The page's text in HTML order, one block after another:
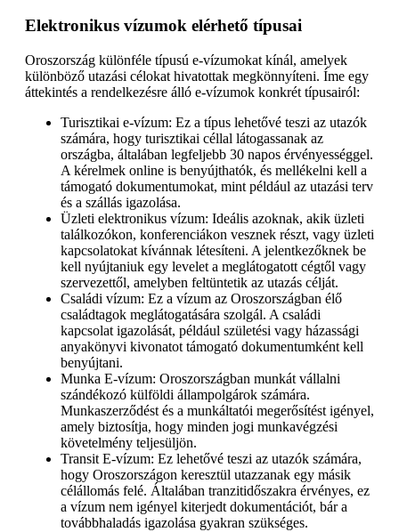
Elektronikus vízumok elérhető típusai
Oroszország különféle típusú e-vízumokat kínál, amelyek
különböző utazási célokat hivatottak megkönnyíteni. Íme egy
áttekintés a rendelkezésre álló e-vízumok konkrét típusairól:
Turisztikai e-vízum: Ez a típus lehetővé teszi az utazók
számára, hogy turisztikai céllal látogassanak az
országba, általában legfeljebb 30 napos érvényességgel.
A kérelmek online is benyújthatók, és mellékelni kell a
támogató dokumentumokat, mint például az utazási terv
és a szállás igazolása.
Üzleti elektronikus vízum: Ideális azoknak, akik üzleti
találkozókon, konferenciákon vesznek részt, vagy üzleti
kapcsolatokat kívánnak létesíteni. A jelentkezőknek be
kell nyújtaniuk egy levelet a meglátogatott cégtől vagy
szervezettől, amelyben feltüntetik az utazás célját.
Családi vízum: Ez a vízum az Oroszországban élő
családtagok meglátogatására szolgál. A családi
kapcsolat igazolását, például születési vagy házassági
anyakönyvi kivonatot támogató dokumentumként kell
benyújtani.
Munka E-vízum: Oroszországban munkát vállalni
szándékozó külföldi állampolgárok számára.
Munkaszerződést és a munkáltatói megerősítést igényel,
amely biztosítja, hogy minden jogi munkavégzési
követelmény teljesüljön.
Transit E-vízum: Ez lehetővé teszi az utazók számára,
hogy Oroszországon keresztül utazzanak egy másik
célállomás felé. Általában tranzitidőszakra érvényes, ez
a vízum nem igényel kiterjedt dokumentációt, bár a
továbbhaladás igazolása gyakran szükséges.